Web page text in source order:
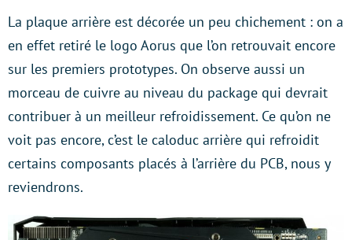
La plaque arrière est décorée un peu chichement : on a
en effet retiré le logo Aorus que l’on retrouvait encore
sur les premiers prototypes. On observe aussi un
morceau de cuivre au niveau du package qui devrait
contribuer à un meilleur refroidissement. Ce qu’on ne
voit pas encore, c’est le caloduc arrière qui refroidit
certains composants placés à l’arrière du PCB, nous y
reviendrons.